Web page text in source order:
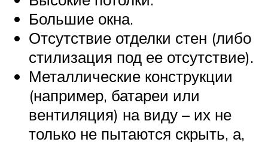
Большие окна.
Отсутствие отделки стен (либо
стилизация под ее отсутствие).
Металлические конструкции
(например, батареи или
вентиляция) на виду – их не
только не пытаются скрыть, а,